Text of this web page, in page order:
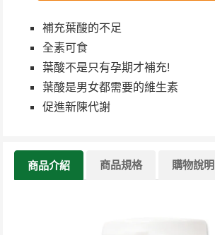
補充葉酸的不足
全素可食
葉酸不是只有孕期才補充!
葉酸是男女都需要的維生素
促進新陳代謝
商品介紹 商品規格 購物說明